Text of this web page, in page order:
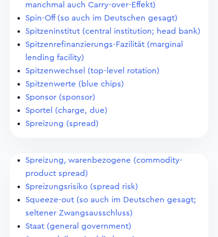
manchmal auch Carry-over-Effekt)
Spin-Off (so auch im Deutschen gesagt)
Spitzeninstitut (central institution; head bank)
Spitzenrefinanzierungs-Fazilität (marginal
lending facility)
Spitzenwechsel (top-level rotation)
Spitzenwerte (blue chips)
Sponsor (sponsor)
Sportel (charge, due)
Spreizung (spread)
Spreizung, warenbezogene (commodity-
product spread)
Spreizungsrisiko (spread risk)
Squeeze-out (so auch im Deutschen gesagt;
seltener Zwangsausschluss)
Staat (general government)